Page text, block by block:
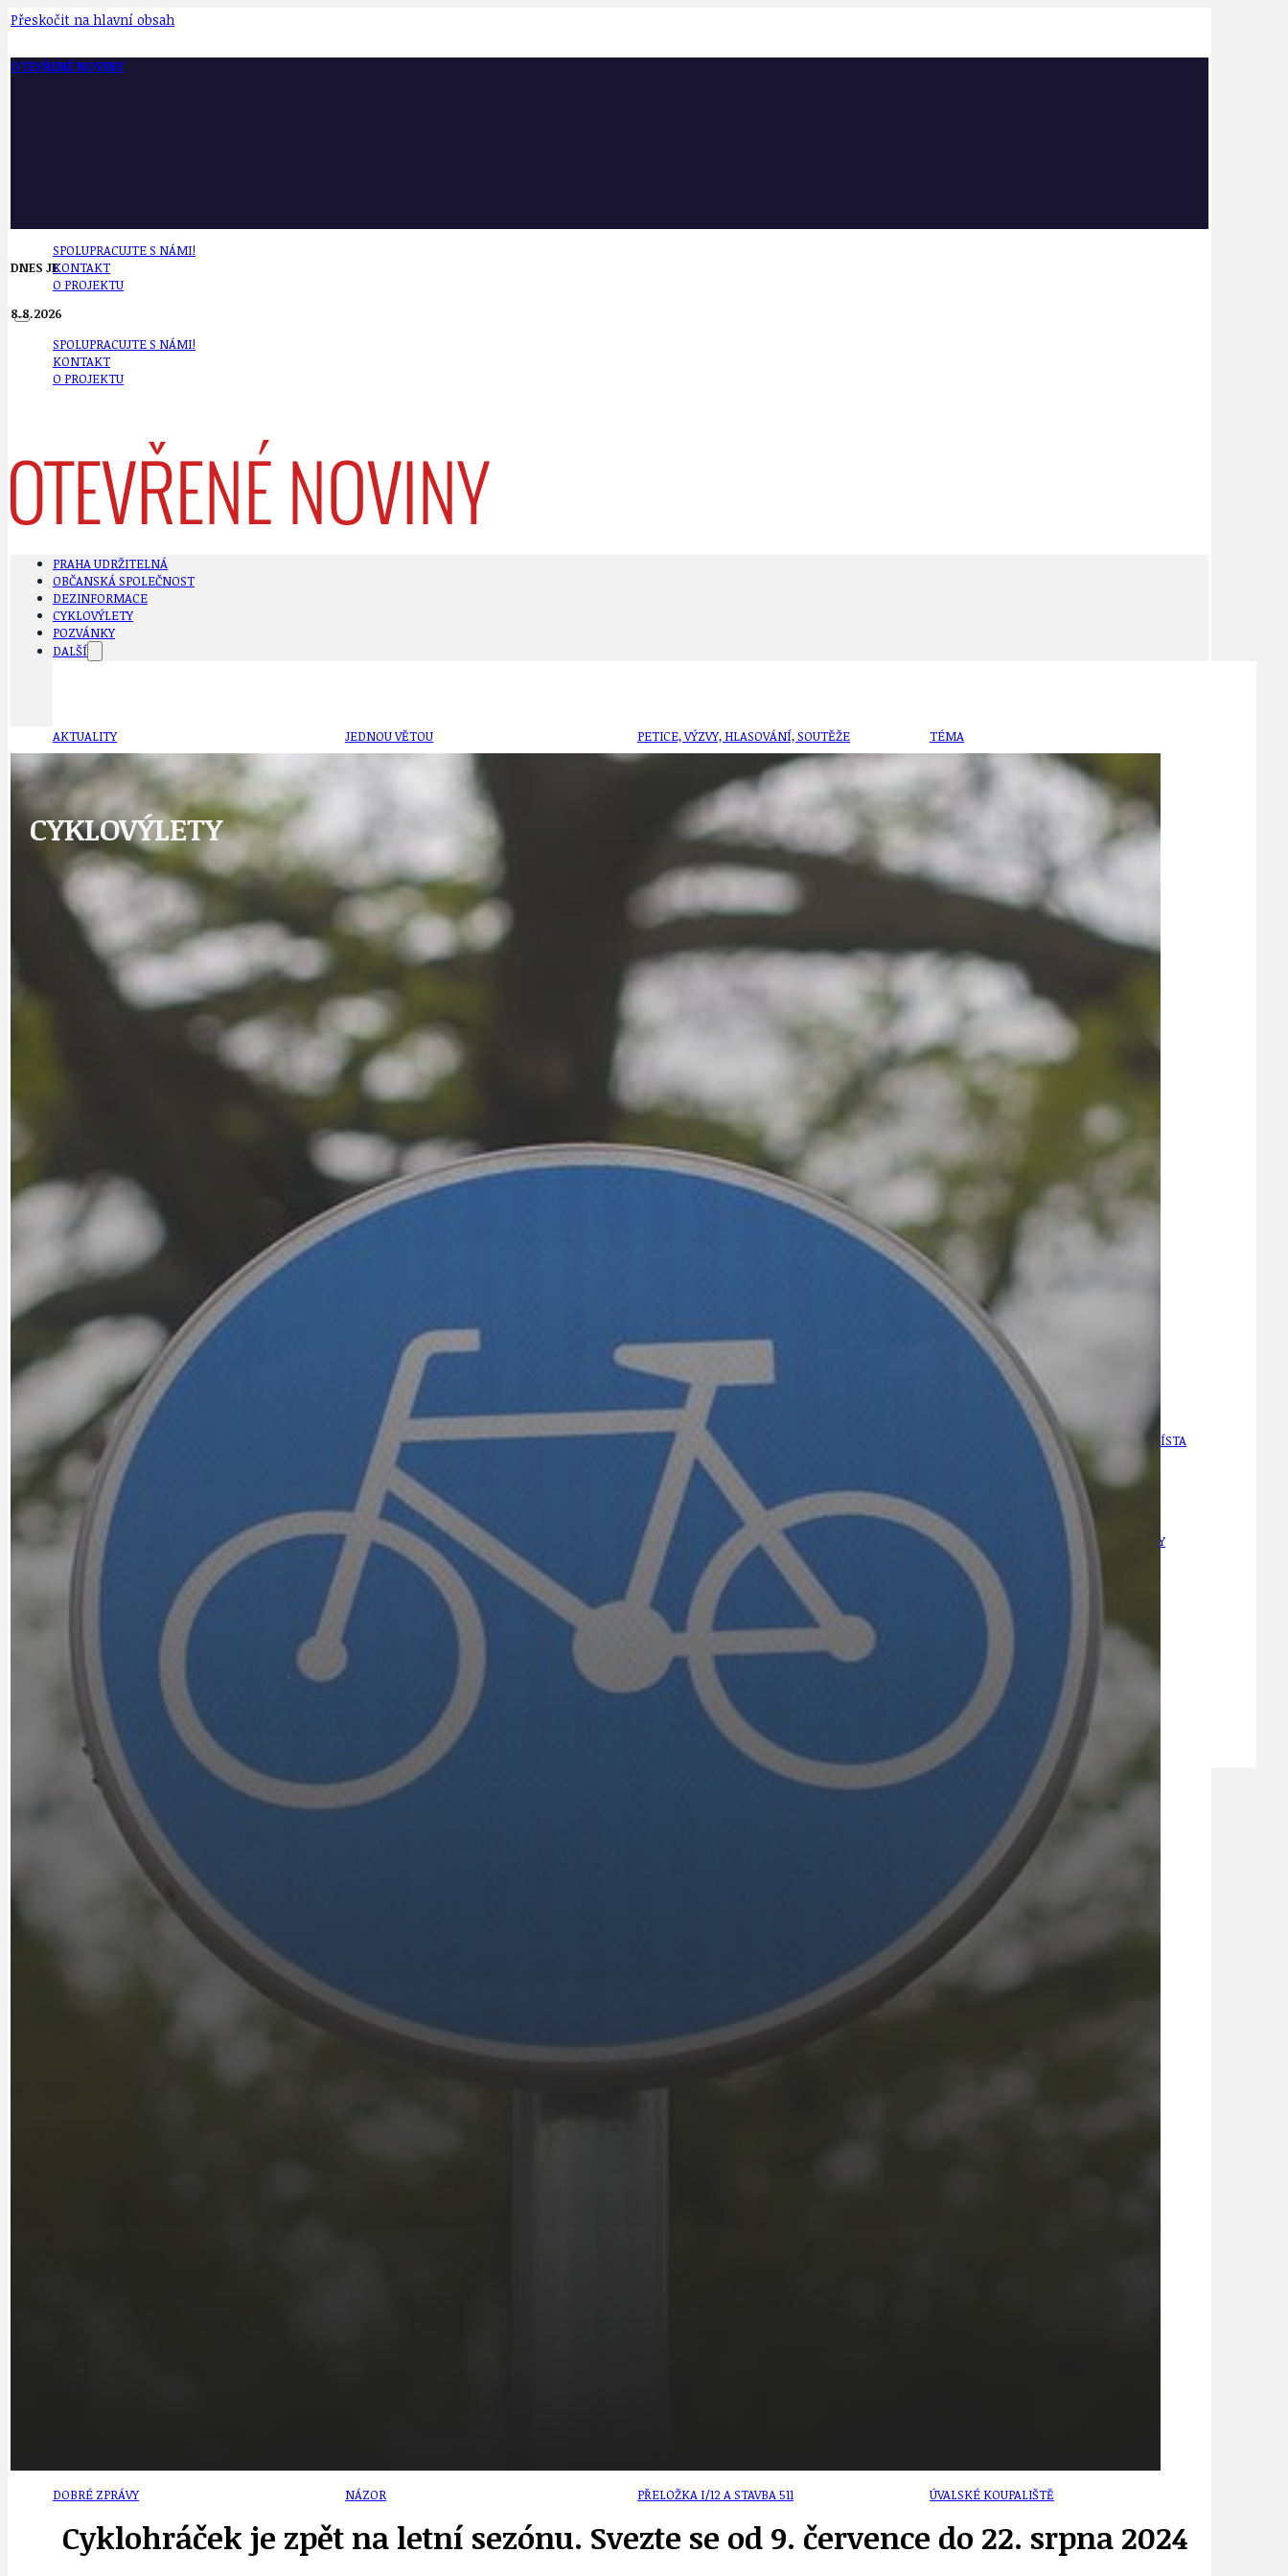
Přeskočit na hlavní obsah
OTEVŘENÉ NOVINY
SPOLUPRACUJTE S NÁMI!
KONTAKT
O PROJEKTU
SPOLUPRACUJTE S NÁMI!
KONTAKT
O PROJEKTU
DNES JE
8.8.2026
PRAHA UDRŽITELNÁ
OBČANSKÁ SPOLEČNOST
DEZINFORMACE
CYKLOVÝLETY
POZVÁNKY
DALŠÍ
AKTUALITY
BÁSNĚ. FEJETONY. SATIRA
CYKLOVÝLETY
DOPORUČUJEME
DOPRAVA
GRANTY A DOTACE
HODKOVSKÁ ULICE
IDEAL LUX
JEDNOU VĚTOU
KLÁNOVICKÁ SPOJKA
KRUHOVÝ OBJEZD V KOLODĚJÍCH
KULTURNÍ MOZAIKA
NÁDRAŽÍ PRAHA - KLÁNOVICE A PARKOVÁNÍ
NEZAŘAZENÉ
OBČANSKÁ SPOLEČNOST
OBECNÍ ZPRAVODAJE
PETICE, VÝZVY, HLASOVÁNÍ, SOUTĚŽE
POLITIKA
PRAŽSKÉ STAVEBNÍ PŘEDPISY
PŘEVZATÉ ZPRÁVY Z ÚŘADU MČ PRAHA 21
SKAUTSKÁ KLUBOVNA
ŠKOLY A ŠKOLSTVÍ
STAVEBNÍ ZÁKON
TÉMA
TÉMATA SPÍCÍ
ÚJEZDSKÉ JEDNOSMĚRKY
ÚVALSKÉ KOUPALIŠTĚ
ÚZEMNÍ A STRATEGICKÝ PLÁN
VEŘEJNÉ ZAKÁZKY, VOLNÁ PRACOVNÍ MÍSTA
ZDRAVOTNÍ STŘEDISKO ÚJEZD NAD LESY
ZPRÁVY
PRAHA UDRŽITELNÁ
OBČANSKÁ SPOLEČNOST
DEZINFORMACE
DOBRÉ ZPRÁVY
JEDNOU VĚTOU
NÁZOR
PETICE, VÝZVY, HLASOVÁNÍ, SOUTĚŽE
POLITIKA
PŘELOŽKA I/12 A STAVBA 511 ÚVALSKÉ KOUPALIŠTĚ
CYKLOVÝLETY
Cyklohráček je zpět na letní sezónu. Svezte se od 9. července do 22. srpna 2024